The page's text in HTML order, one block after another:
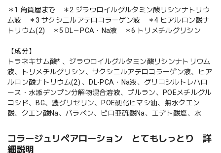
＊1 角質層まで ＊2 ジラウロイルグルタミン酸リシンナトリウ
ム液 ＊3 サクシニルアテロコラーゲン液 ＊4 ヒアルロン酸ナ
トリウム(2) ＊5 DL－PCA・Na液 ＊6 トリメチルグリシン
【成分】
トラネキサム酸* 、ジラウロイルグルタミン酸リシンナトリウム
液、トリメチルグリシン、サクシニルアテロコラーゲン液、ヒア
ルロン酸ナトリウム(2) 、DL-PCA・Na液、グリコシルトレハロ
ース・水添デンプン分解物混合溶液、プルラン、POEメチルグル
コシド、BG、濃グリセリン、POE硬化ヒマシ油、無水クエン
酸、クエン酸Na、パラベン、ピロ亜硫酸Na、エデト酸塩、水
コラージュリペアローション とてもしっとり 詳
細説明